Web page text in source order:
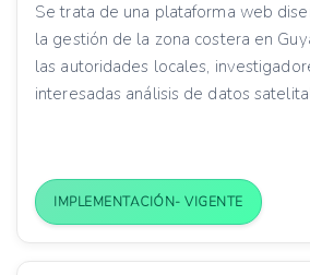
Se trata de una plataforma web
la gestión de la zona costera en
las autoridades locales,
interesadas análisis de datos
IMPLEMENTACIÓN- VIGENTE